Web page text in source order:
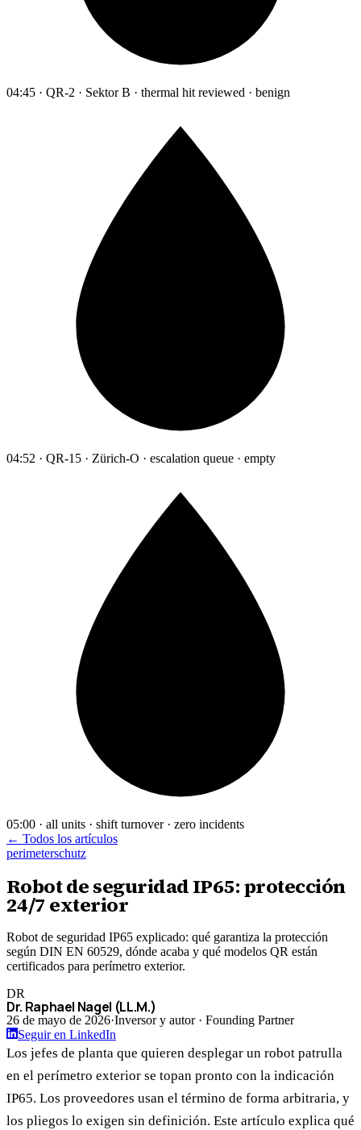
04:45 · QR-2 · Sektor B · thermal hit reviewed · benign
04:52 · QR-15 · Zürich-O · escalation queue · empty
05:00 · all units · shift turnover · zero incidents
← Todos los artículos
perimeterschutz
Robot de seguridad IP65: protección
24/7 exterior
Robot de seguridad IP65 explicado: qué garantiza la protección
según DIN EN 60529, dónde acaba y qué modelos QR están
certificados para perímetro exterior.
DR
Dr. Raphael Nagel (LL.M.)
26 de mayo de 2026·Inversor y autor · Founding Partner
Seguir en LinkedIn
Los jefes de planta que quieren desplegar un robot patrulla
en el perímetro exterior se topan pronto con la indicación
IP65. Los proveedores usan el término de forma arbitraria, y
los pliegos lo exigen sin definición. Este artículo explica qué